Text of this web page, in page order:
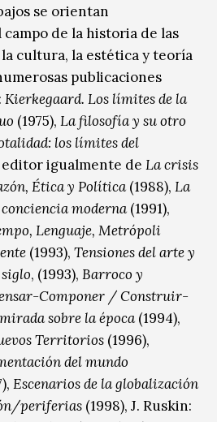
se orientan
de la historia de las
cultura, la estética y teoría
publicaciones
Kierkegaard. Los límites de la
(1975), La filosofía y su otro
los límites del
editor igualmente de La crisis
Ética y Política (1988), La
moderna (1991),
Lenguaje, Metrópoli
(1993), Tensiones del arte y
, (1993), Barroco y
Componer / Construir-
sobre la época (1994),
Territorios (1996),
del mundo
Escenarios de la globalización
periferias (1998), J. Ruskin: